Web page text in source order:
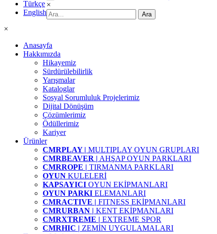
Türkçe
English
×
×
Anasayfa
Hakkımızda
Hikayemiz
Sürdürülebilirlik
Yarışmalar
Kataloglar
Sosyal Sorumluluk Projelerimiz
Dijital Dönüşüm
Çözümlerimiz
Ödüllerimiz
Kariyer
Ürünler
CMRPLAY | MULTIPLAY OYUN GRUPLARI
CMRBEAVER | AHŞAP OYUN PARKLARI
CMRROPE | TIRMANMA PARKLARI
OYUN KULELERİ
KAPSAYICI OYUN EKİPMANLARI
OYUN PARKI ELEMANLARI
CMRACTIVE | FITNESS EKİPMANLARI
CMRURBAN | KENT EKİPMANLARI
CMRXTREME | EXTREME SPOR
CMRHIC | ZEMİN UYGULAMALARI